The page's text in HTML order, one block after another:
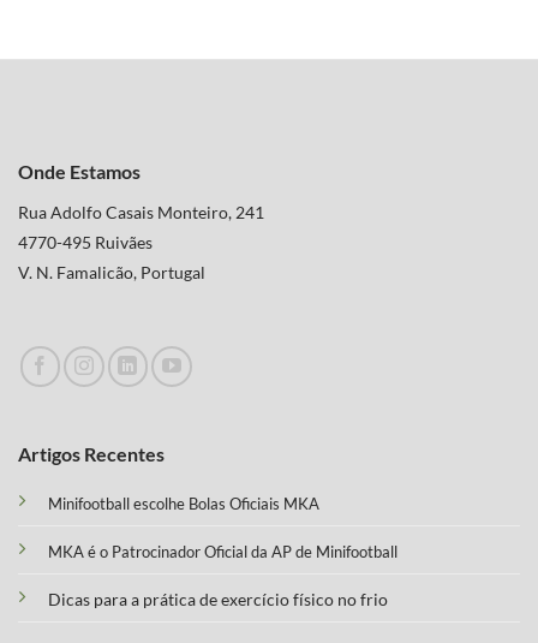
Onde Estamos
Rua Adolfo Casais Monteiro, 241
4770-495 Ruivães
V. N. Famalicão, Portugal
Artigos Recentes
Minifootball escolhe Bolas Oficiais MKA
MKA é o Patrocinador Oficial da AP de Minifootball
Dicas para a prática de exercício físico no frio